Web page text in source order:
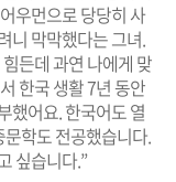
우먼으로 당당히 사
니 막막했다는 그녀.
든데 과연 나에게 맞
한국 생활 7년 동안
했어요. 한국어도 열
학도 전공했습니다.
싶습니다.”